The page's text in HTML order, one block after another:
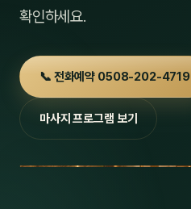
확인하세요.
📞 전화예약 0508-202-4719
마사지 프로그램 보기